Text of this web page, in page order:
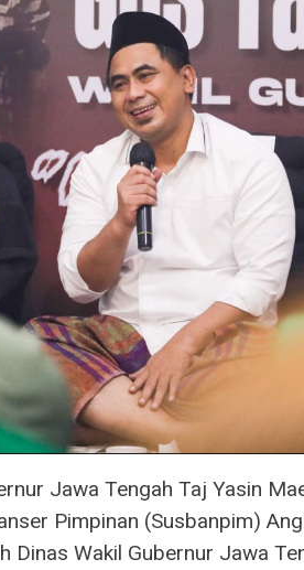
Jawa Tengah Taj Yasin
Pimpinan (Susbanpim)
Dinas Wakil Gubernur Jawa